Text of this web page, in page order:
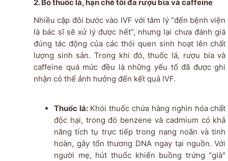
2. Bỏ thuốc lá, hạn chế tối đa rượu bia và caffeine
Nhiều cặp đôi bước vào IVF với tâm lý “đến bệnh viện
là bác sĩ sẽ xử lý được hết”, nhưng lại chưa đánh giá
đúng tác động của các thói quen sinh hoạt lên chất
lượng sinh sản. Trong khi đó, thuốc lá, rượu bia và
caffeine quá mức đều là những yếu tố đã được ghi
nhận có thể ảnh hưởng đến kết quả IVF.
Thuốc lá: Khói thuốc chứa hàng nghìn hóa chất
độc hại, trong đó benzene và cadmium có khả
năng tích tụ trực tiếp trong nang noãn và tinh
hoàn, gây tổn thương DNA ngay tại nguồn. Với
người mẹ, hút thuốc khiến buồng trứng "già"